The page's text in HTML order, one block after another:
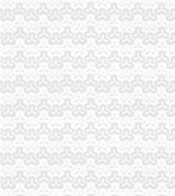
重庆代办营业执照-重
上海赢缘财务咨询有
工商代理厂家,工商代
渝中区代办公司
重庆渝中平安保险_重
重庆市渝中区林渝商
渝中区土流网-渝中区